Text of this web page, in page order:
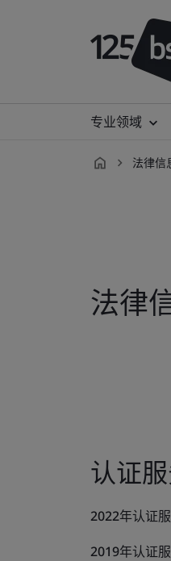
专业领域
法律信
法律
认证
2022年认证
2019年认证